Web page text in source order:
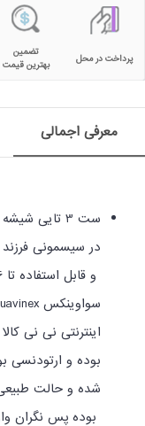
پرداخت در محل
تضمین
بهترین قیمت
معرفی اجمالی
ست 3 تایی شیشه شیر،پستانک و بند پستانک
در سیسمونی
سواوینکس
اینترنتی نی نی
بوده و
شده و حالت طبیعی
بوده پس نگران